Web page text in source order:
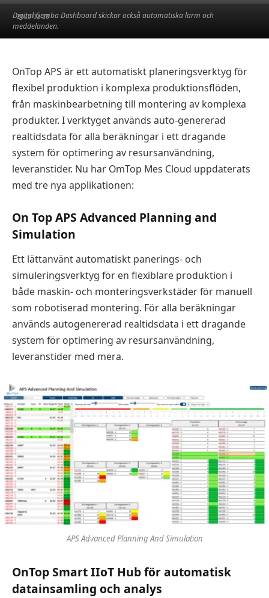
Digital Gemba Dashboard skickar också automatiska larm och
meddelanden.
2023-02-28
OnTop APS är ett automatiskt planeringsverktyg för
flexibel produktion i komplexa produktionsflöden,
från maskinbearbetning till montering av komplexa
produkter. I verktyget används auto-genererad
realtidsdata för alla beräkningar i ett dragande
system för optimering av resursanvändning,
leveranstider. Nu har OmTop Mes Cloud uppdaterats
med tre nya applikationen:
On Top APS Advanced Planning and
Simulation
Ett lättanvänt automatiskt panerings- och
simuleringsverktyg för en flexiblare produktion i
både maskin- och monteringsverkstäder för manuell
som robotiserad montering. För alla beräkningar
används autogenererad realtidsdata i ett dragande
system för optimering av resursanvändning,
leveranstider med mera.
APS Advanced Planning And Simulation
OnTop Smart IIoT Hub för automatisk
datainsamling och analys